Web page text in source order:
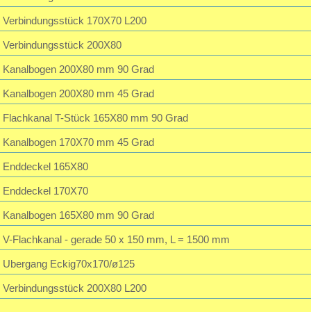
Verbindungsstück 170X70 L200
Verbindungsstück 200X80
Kanalbogen 200X80 mm 90 Grad
Kanalbogen 200X80 mm 45 Grad
Flachkanal T-Stück 165X80 mm 90 Grad
Kanalbogen 170X70 mm 45 Grad
Enddeckel 165X80
Enddeckel 170X70
Kanalbogen 165X80 mm 90 Grad
V-Flachkanal - gerade 50 x 150 mm, L = 1500 mm
Ubergang Eckig70x170/ø125
Verbindungsstück 200X80 L200